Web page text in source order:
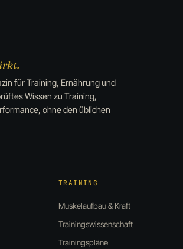
für Training, Ernährung und
Wissen zu Training,
ohne den üblichen
TRAINING
Muskelaufbau & Kraft
Trainingswissenschaft
Trainingspläne